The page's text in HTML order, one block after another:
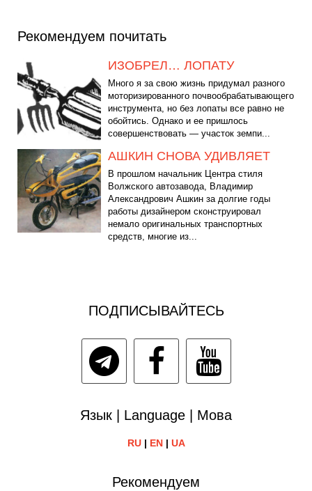
Рекомендуем почитать
ИЗОБРЕЛ… ЛОПАТУ
Много я за свою жизнь придумал разного
моторизированного почвообрабатывающего
инструмента, но без лопаты все равно не
обойтись. Однако и ее пришлось
совершенствовать — участок земпи...
АШКИН СНОВА УДИВЛЯЕТ
В прошлом начальник Центра стиля
Волжского автозавода, Владимир
Александрович Ашкин за долгие годы
работы дизайнером сконструировал
немало оригинальных транспортных
средств, многие из...
ПОДПИСЫВАЙТЕСЬ
Язык | Language | Мова
RU| EN| UA
Рекомендуем